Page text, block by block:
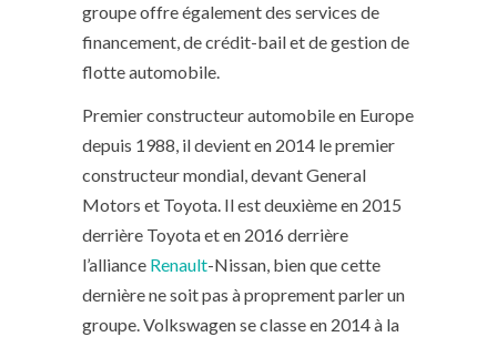
groupe offre également des services de
financement, de crédit-bail et de gestion de
flotte automobile.
Premier constructeur automobile en Europe
depuis 1988, il devient en 2014 le premier
constructeur mondial, devant General
Motors et Toyota. Il est deuxième en 2015
derrière Toyota et en 2016 derrière
l’alliance Renault-Nissan, bien que cette
dernière ne soit pas à proprement parler un
groupe. Volkswagen se classe en 2014 à la